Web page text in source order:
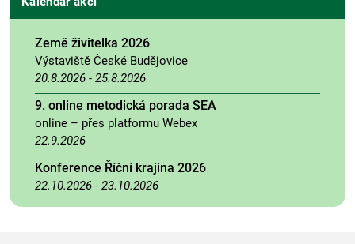
Země živitelka 2026
Výstaviště České Budějovice
20.8.2026 - 25.8.2026
9. online metodická porada SEA
online – přes platformu Webex
22.9.2026
Konference Říční krajina 2026
22.10.2026 - 23.10.2026